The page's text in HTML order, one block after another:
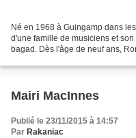
Né en 1968 à Guingamp dans
d'une famille de musiciens et
bagad. Dès l'âge de neuf ans,
Mairi MacInnes
Publié le 23/11/2015 à 14:57
Par Rakaniac